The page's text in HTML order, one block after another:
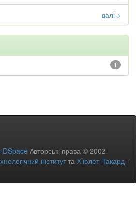
далі >
1
DSpace Авторські права © 2002-
інститутта Х’юлет Пакард -